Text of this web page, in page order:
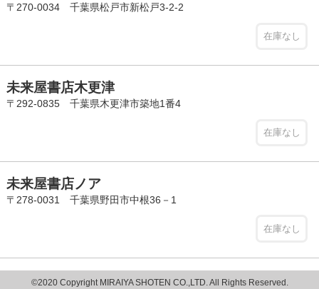
〒270-0034 千葉県松戸市新松戸3-2-2
在庫なし
未来屋書店木更津
〒292-0835 千葉県木更津市築地1番4
在庫なし
未来屋書店ノア
〒278-0031 千葉県野田市中根36－1
在庫なし
©2020 Copyright MIRAIYA SHOTEN CO.,LTD. All Rights Reserved.